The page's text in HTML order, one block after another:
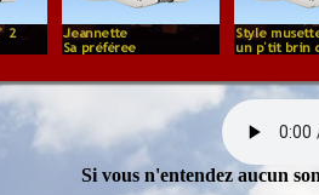
Si vous n'entendez aucun